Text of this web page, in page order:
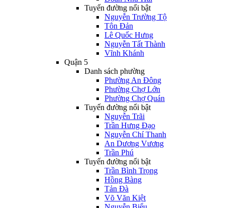
Tuyến đường nổi bật
Nguyễn Trường Tộ
Tôn Đản
Lê Quốc Hưng
Nguyễn Tất Thành
Vĩnh Khánh
Quận 5
Danh sách phường
Phường An Đông
Phường Chợ Lớn
Phường Chợ Quán
Tuyến đường nổi bật
Nguyễn Trãi
Trần Hưng Đạo
Nguyễn Chí Thanh
An Dương Vương
Trần Phú
Tuyến đường nổi bật
Trần Bình Trọng
Hồng Bàng
Tản Đà
Võ Văn Kiệt